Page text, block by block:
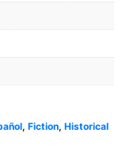
, Fiction, Historical